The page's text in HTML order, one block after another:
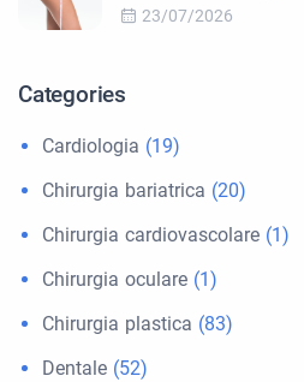
23/07/2026
Categories
Cardiologia (19)
Chirurgia bariatrica (20)
Chirurgia cardiovascolare (1)
Chirurgia oculare (1)
Chirurgia plastica (83)
Dentale (52)